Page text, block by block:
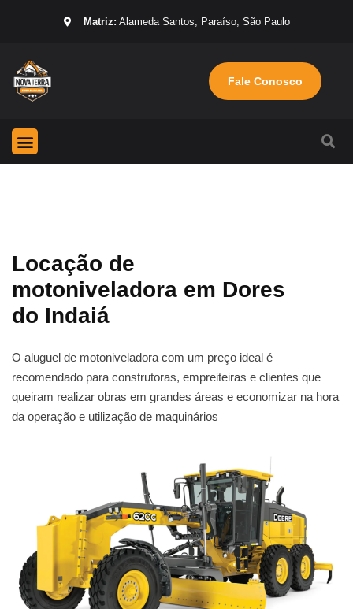
Matriz: Alameda Santos, Paraíso, São Paulo
Fale Conosco
Locação de
motoniveladora em Dores
do Indaiá
O aluguel de motoniveladora com um preço ideal é
recomendado para construtoras, empreiteiras e clientes que
queiram realizar obras em grandes áreas e economizar na hora
da operação e utilização de maquinários